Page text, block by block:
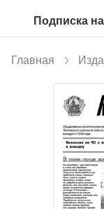
Подписка
Главная